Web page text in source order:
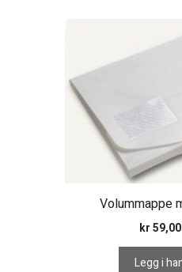
Volummappe
kr 59,00
Legg i